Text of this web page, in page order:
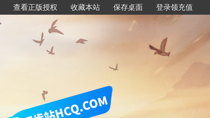
查看正版授权 收藏本站 保存桌面 登录领充值